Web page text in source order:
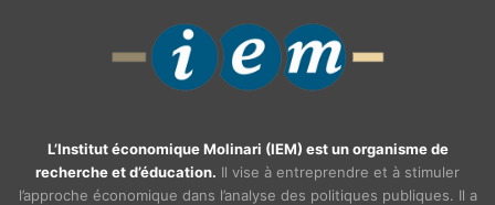
L’Institut économique Molinari (IEM) est un organisme de
recherche et d’éducation. Il vise à entreprendre et à stimuler
l’approche économique dans l’analyse des politiques publiques. Il a